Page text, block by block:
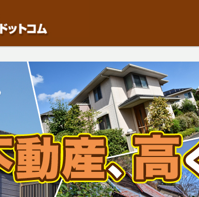
発等の「業者」が物件を買います。一般的に「売却」は時間はか
方はお気軽にご相談ください。中古住宅、相続不動産など、不動